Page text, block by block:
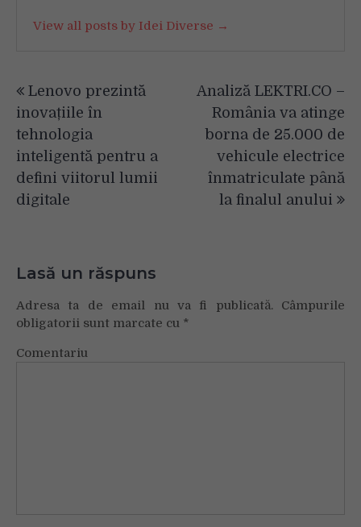
View all posts by Idei Diverse →
în
articole
Lenovo prezintă
inovațiile în
tehnologia
inteligentă pentru a
defini viitorul lumii
digitale
Analiză LEKTRI.CO –
România va atinge
borna de 25.000 de
vehicule electrice
înmatriculate până
la finalul anului
Lasă un răspuns
Adresa ta de email nu va fi publicată. Câmpurile
obligatorii sunt marcate cu *
Comentariu